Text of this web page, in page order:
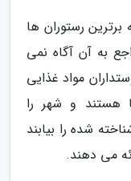
رستوران ها
به آن آگاه نمی
مواد غذایی
هستند و شهر را
شده را بیابند
می دهند.